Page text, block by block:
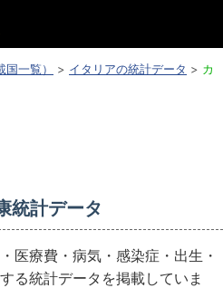
一覧） > イタリアの統計データ > カ
統計データ
医療費・病気・感染症・出生・
る統計データを掲載していま